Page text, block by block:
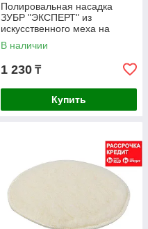
Полировальная насадка
ЗУБР "ЭКСПЕРТ" из
искусственного меха на
завязках, 240мм (35951-240)
В наличии
1 230 ₸
Купить